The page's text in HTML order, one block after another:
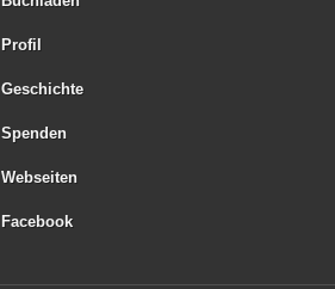
Profil
Geschichte
Spenden
Webseiten
Facebook